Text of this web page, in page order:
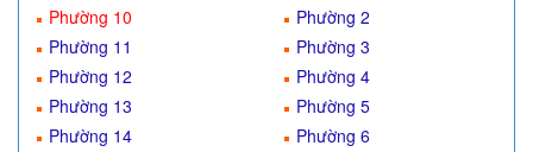
Phường 10
Phường 11
Phường 12
Phường 13
Phường 14
Phường 2
Phường 3
Phường 4
Phường 5
Phường 6